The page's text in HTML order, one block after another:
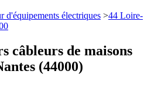
d'équipements électriques >44 Loire-
câbleurs de maisons
(44000)